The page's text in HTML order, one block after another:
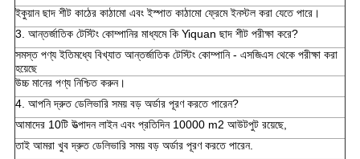
ইকুয়ান ছাদ শীট কাঠের কাঠামো এবং ইস্পাত কাঠামো ফ্রেমে ইনস্টল করা যেতে পারে।
3. আন্তর্জাতিক টেস্টিং কোম্পানির মাধ্যমে কি Yiquan ছাদ শীট পরীক্ষা করে?
সমস্ত পণ্য ইতিমধ্যে বিখ্যাত আন্তর্জাতিক টেস্টিং কোম্পানি - এসজিএস থেকে পরীক্ষা করা
হয়েছে
উচ্চ মানের পণ্য নিশ্চিত করুন।
4. আপনি দ্রুত ডেলিভারি সময় বড় অর্ডার পূরণ করতে পারেন?
আমাদের 10টি উত্পাদন লাইন এবং প্রতিদিন 10000 m2 আউটপুট রয়েছে,
তাই আমরা খুব দ্রুত ডেলিভারি সময় বড় অর্ডার পূরণ করতে পারেন.